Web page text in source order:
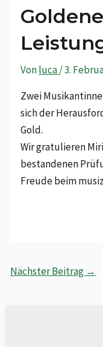
Goldene
Vonluca/3.
Zwei
sich der
Gold.
Wir gratulieren
bestandenen
Freude beim
Nächster Beitrag →